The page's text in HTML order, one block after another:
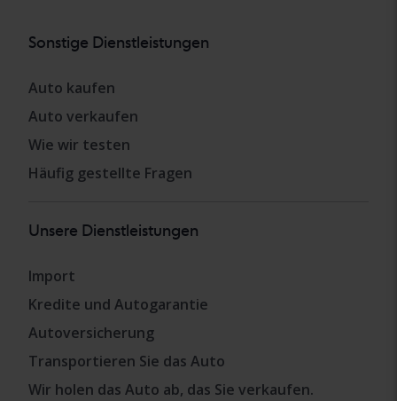
Sonstige Dienstleistungen
Auto kaufen
Auto verkaufen
Wie wir testen
Häufig gestellte Fragen
Unsere Dienstleistungen
Import
Kredite und Autogarantie
Autoversicherung
Transportieren Sie das Auto
Wir holen das Auto ab, das Sie verkaufen.